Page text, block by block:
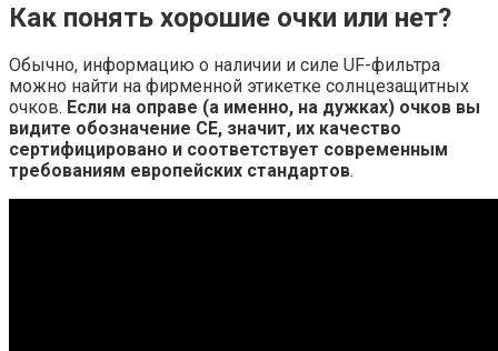
Как понять хорошие очки или нет?
Обычно, информацию о наличии и силе UF-фильтра
можно найти на фирменной этикетке солнцезащитных
очков. Если на оправе (а именно, на дужках) очков вы
видите обозначение СЕ, значит, их качество
сертифицировано и соответствует современным
требованиям европейских стандартов.